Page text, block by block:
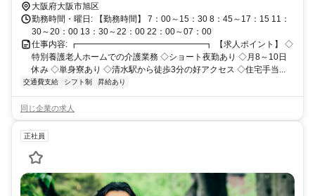
大阪府大阪市旭区
勤務時間・曜日: 【勤務時間】 7：00～15：30 8：45～17：15 11：
30～20：00 13：30～22：00 22：00～07：00
仕事内容: ┏━━━━━━━━━━━━━━━┓ 【求人ポイント】 ◇
特別養護老人ホームでの介護業務 ◇ショート夜勤あり ◇月8～10日
休み ◇単身寮あり ◇清水駅から徒歩3分の好アクセス ◇住宅手当...
交通費支給 シフト制 昇給あり
同じ企業の求人
正社員